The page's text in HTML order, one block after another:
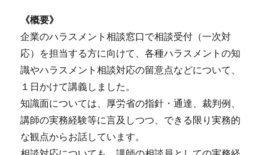
《概要》
企業のハラスメント相談窓口で相談受付（一次対
応）を担当する方に向けて、各種ハラスメントの知
識やハラスメント相談対応の留意点などについて、
１日かけて講義しました。
知識面については、厚労省の指針・通達、裁判例、
講師の実務経験等に言及しつつ、できる限り実務的
な観点からお話しています。